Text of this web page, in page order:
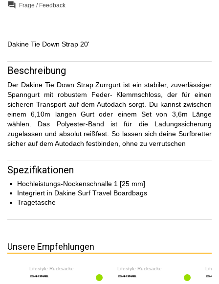
question_answer Frage / Feedback
Dakine Tie Down Strap 20'
Beschreibung
Der Dakine Tie Down Strap Zurrgurt ist ein stabiler, zuverlässiger
Spanngurt mit robustem Feder- Klemmschloss, der für einen
sicheren Transport auf dem Autodach sorgt. Du kannst zwischen
einem 6,10m langen Gurt oder einem Set von 3,6m Länge
wählen. Das Polyester-Band ist für die Ladungssicherung
zugelassen und absolut reißfest. So lassen sich deine Surfbretter
sicher auf dem Autodach festbinden, ohne zu verrutschen
Spezifikationen
Hochleistungs-Nockenschnalle 1 [25 mm]
Integriert in Dakine Surf Travel Boardbags
Tragetasche
Unsere Empfehlungen
Lifestyle Rucksäcke Lifestyle Rucksäcke